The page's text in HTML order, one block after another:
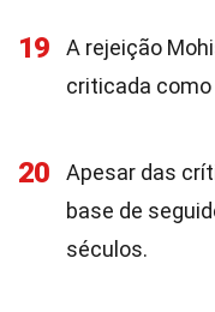
19
A rejeição
criticada
20
Apesar das
base de
séculos.